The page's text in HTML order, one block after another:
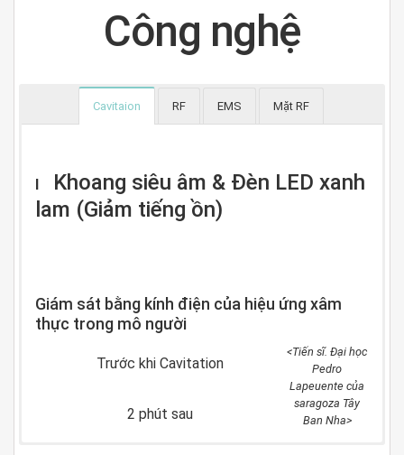
Công nghệ
Cavitaion RF EMS Mặt RF
l
Khoang siêu âm & Đèn LED xanh
lam (Giảm tiếng ồn)
Giám sát bằng kính điện của hiệu ứng xâm
thực trong mô người
Trước khi Cavitation
2 phút sau
<Tiến sĩ.Đại học
Pedro
Lapeuente của
saragoza Tây
Ban Nha>